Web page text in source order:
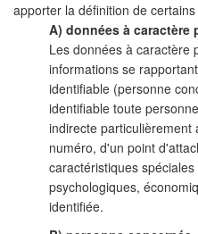
apporter la définition de
A) données à caractère
Les données à caractère
informations se
identifiable (personne
identifiable toute
indirecte
numéro, d'un point
caractéristiques
psychologiques,
identifiée.